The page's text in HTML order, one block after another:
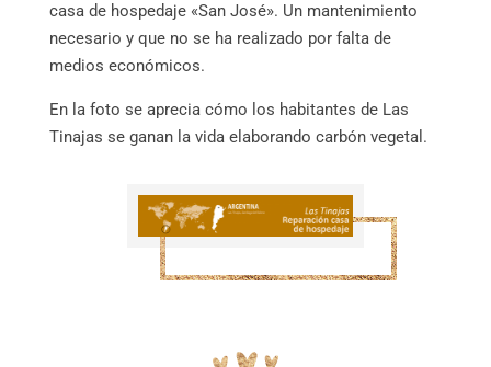
casa de hospedaje «San José». Un mantenimiento
necesario y que no se ha realizado por falta de
medios económicos.
En la foto se aprecia cómo los habitantes de Las
Tinajas se ganan la vida elaborando carbón vegetal.